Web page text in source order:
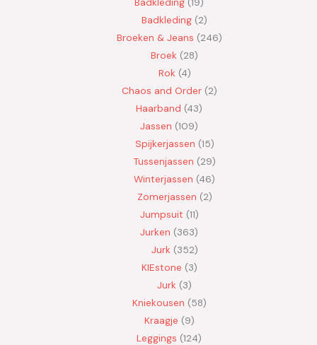
Badkleding 2
Broeken & Jeans 246
Broek 28
Rok 4
Chaos and Order 2
Haarband 43
Jassen 109
Spijkerjassen 15
Tussenjassen 29
Winterjassen 46
Zomerjassen 2
Jumpsuit 11
Jurken 363
Jurk 352
KIEstone 3
Jurk 3
Kniekousen 58
Kraagje 9
Leggings 124